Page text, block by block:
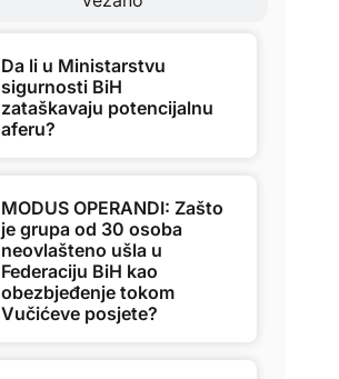
Da li u Ministarstvu
sigurnosti BiH
zataškavaju potencijalnu
aferu?
MODUS OPERANDI: Zašto
je grupa od 30 osoba
neovlašteno ušla u
Federaciju BiH kao
obezbjeđenje tokom
Vučićeve posjete?